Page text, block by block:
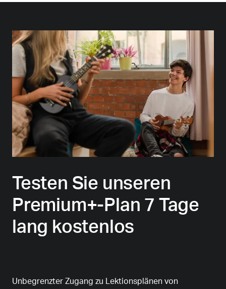
Testen Sie unseren
Premium+-Plan 7 Tage
lang kostenlos
Unbegrenzter Zugang zu Lektionsplänen von